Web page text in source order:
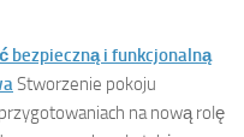
bezpieczną i funkcjonalną
Stworzenie pokoju
na nową rolę